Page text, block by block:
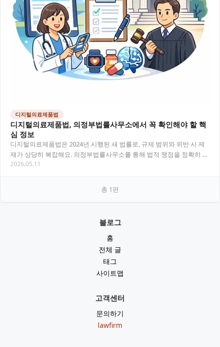
디지털의료제품법
디지털의료제품법, 의정부법률사무소에서 꼭 확인해야 할 핵
심 정보
디지털의료제품법은 2024년 시행된 새 법률로, 규제 범위와 위반 시 제
재가 상당히 복잡해요. 의정부법률사무소를 통해 법적 쟁점을 정확히 파
악하는 것이 중요합니다. 목차 디지털의료…
2026.05.11
총 1편
블로그
홈
전체 글
태그
사이트맵
고객센터
문의하기
lawfirm